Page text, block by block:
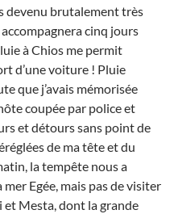
devenu brutalement très
cinq jours
à Chios me permit
d’une voiture ! Pluie
que j’avais mémorisée
coupée par police et
et détours sans point de
de ma tête et du
la tempête nous a
Egée, mais pas de visiter
et Mesta, dont la grande